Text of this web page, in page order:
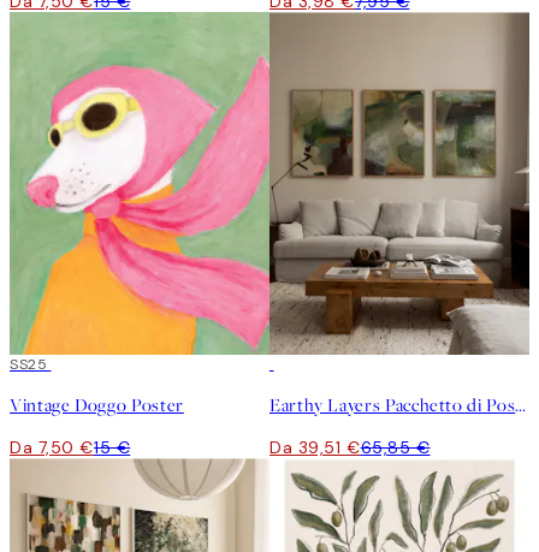
50%*
SS25
Vintage Doggo Poster
Da 7,50 €15 €
Earthy Layers Pacchetto di Poster
Da 39,51 €65,85 €